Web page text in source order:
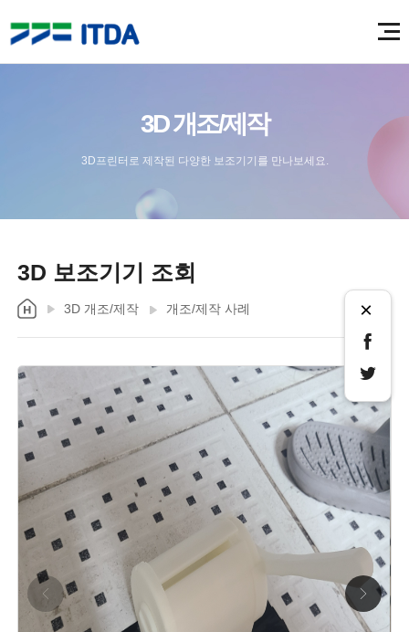
3D 개조/제작
3D프린터로 제작된 다양한 보조기기를 만나보세요.
3D 보조기기 조회
3D 개조/제작 개조/제작 사례 ×